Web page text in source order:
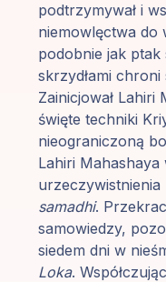
podtrzymywał i
niemowlęctwa do
podobnie jak ptak
skrzydłami
Zainicjował Lahiri
święte techniki
nieograniczoną
Lahiri Mahashaya
urzeczywistnienia
samadhi.
samowiedzy,
siedem dni w
Loka.